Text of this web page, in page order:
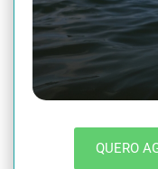
QUERO